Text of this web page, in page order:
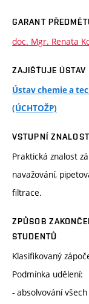
GARANT
doc. Mgr. Renata
ZAJIŠŤUJE ÚSTAV
Ústav chemie a
(ÚCHTOŽP)
VSTUPNÍ
Praktická znalost
navažování,
filtrace.
ZPŮSOB
STUDENTŮ
Klasifikovaný
Podmínka udělení:
- absolvování